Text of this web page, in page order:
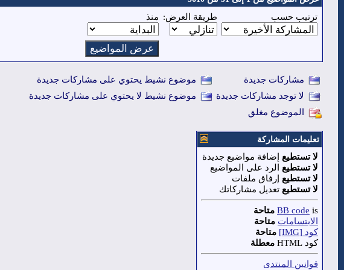
ترتيب حسب طريقة العرض: منذ
مشاركات جديدة
موضوع نشيط يحتوي على مشاركات جديدة
لا توجد مشاركات جديدة
موضوع نشيط لا يحتوي على مشاركات جديدة
الموضوع مغلق
تعليمات المشاركة
لا تستطيع إضافة مواضيع جديدة
لا تستطيع الرد على المواضيع
لا تستطيع إرفاق ملفات
لا تستطيع تعديل مشاركاتك
BB code is
متاحة
الابتسامات متاحة
كود [IMG]
متاحة
كود HTML
معطلة
قوانين المنتدى